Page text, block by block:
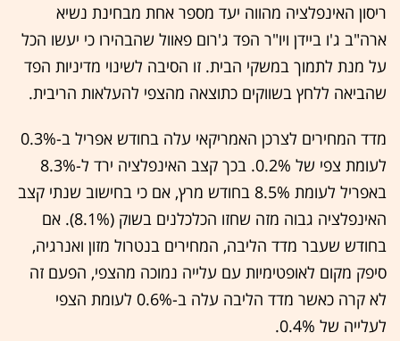
ריסון האינפלציה מהווה יעד מספר אחת מבחינת נשיא
ארה"ב ג'ו ביידן ויו"ר הפד ג'רום פאוול שהבהירו כי יעשו הכל
על מנת לתמוך במשקי הבית. זו הסיבה לשינוי מדיניות הפד
שהביאה ללחץ בשווקים כתוצאה מהצפי להעלאות הריבית.
מדד המחירים לצרכן האמריקאי עלה בחודש אפריל ב-0.3%
לעומת צפי של 0.2%. בכך קצב האינפלציה ירד ל-8.3%
באפריל לעומת 8.5% בחודש מרץ, אם כי בחישוב שנתי קצב
האינפלציה גבוה מזה שחזו הכלכלנים בשוק (8.1%). אם
בחודש שעבר מדד הליבה, המחירים בנטרול מזון ואנרגיה,
סיפק מקום לאופטימיות עם עלייה נמוכה מהצפי, הפעם זה
לא קרה כאשר מדד הליבה עלה ב-0.6% לעומת הצפי
לעלייה של 0.4%.